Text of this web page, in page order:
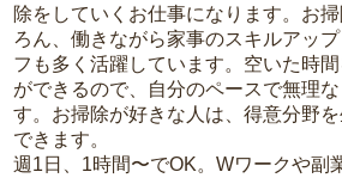
除をしていくお仕事になります。お
ろん、働きながら家事のスキルアッ
フも多く活躍しています。空いた時
ができるので、自分のペースで無理
す。お掃除が好きな人は、得意分野
できます。
週1日、1時間〜でOK。Wワークや副